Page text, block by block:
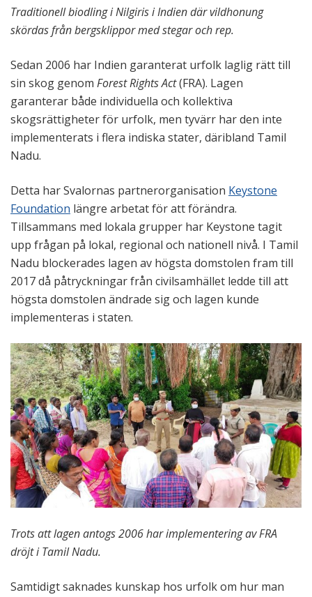
Traditionell biodling i Nilgiris i Indien där vildhonung
skördas från bergsklippor med stegar och rep.
Sedan 2006 har Indien garanterat urfolk laglig rätt till
sin skog genom Forest Rights Act(FRA). Lagen
garanterar både individuella och kollektiva
skogsrättigheter för urfolk, men tyvärr har den inte
implementerats i flera indiska stater, däribland Tamil
Nadu.
Detta har Svalornas partnerorganisation Keystone
Foundation längre arbetat för att förändra.
Tillsammans med lokala grupper har Keystone tagit
upp frågan på lokal, regional och nationell nivå. I Tamil
Nadu blockerades lagen av högsta domstolen fram till
2017 då påtryckningar från civilsamhället ledde till att
högsta domstolen ändrade sig och lagen kunde
implementeras i staten.
Trots att lagen antogs 2006 har implementering av FRA
dröjt i Tamil Nadu.
Samtidigt saknades kunskap hos urfolk om hur man